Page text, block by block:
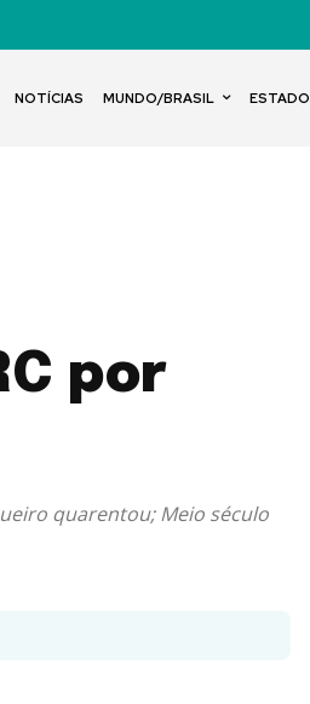
NOTÍCIAS MUNDO/BRASIL ESTADO
por
quarentou; Meio século